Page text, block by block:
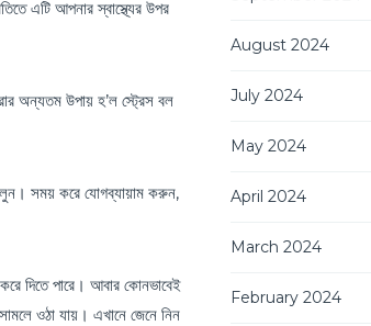
এটি আপনার স্বাস্থ্যের উপর
অন্যতম উপায় হ’ল স্ট্রেস বল
সময় করে যোগব্যায়াম করুন,
দিতে পারে। আবার কোনভাবেই
ওঠা যায়। এখানে জেনে নিন
August 2024
July 2024
May 2024
April 2024
March 2024
February 2024